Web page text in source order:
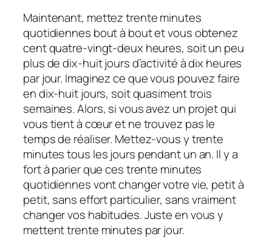
Maintenant, mettez trente minutes
quotidiennes bout à bout et vous obtenez
cent quatre-vingt-deux heures, soit un peu
plus de dix-huit jours d’activité à dix heures
par jour. Imaginez ce que vous pouvez faire
en dix-huit jours, soit quasiment trois
semaines. Alors, si vous avez un projet qui
vous tient à cœur et ne trouvez pas le
temps de réaliser. Mettez-vous y trente
minutes tous les jours pendant un an. Il y a
fort à parier que ces trente minutes
quotidiennes vont changer votre vie, petit à
petit, sans effort particulier, sans vraiment
changer vos habitudes. Juste en vous y
mettent trente minutes par jour.